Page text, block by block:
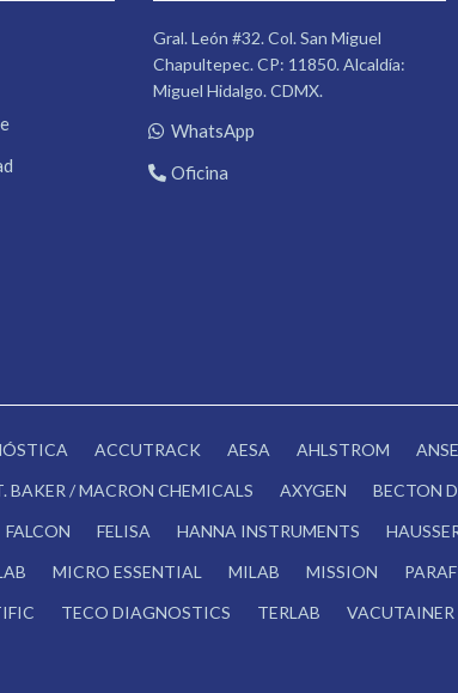
Gral. León #32. Col. San Miguel
Chapultepec. CP: 11850. Alcaldía:
Miguel Hidalgo. CDMX.
WhatsApp
Oficina
ACCUTRACK AESA AHLSTROM
BAKER / MACRON CHEMICALS AXYGEN BECTON
FALCON FELISA HANNA INSTRUMENTS
MICRO ESSENTIAL MILAB MISSION
TECO DIAGNOSTICS TERLAB VACUTAINER